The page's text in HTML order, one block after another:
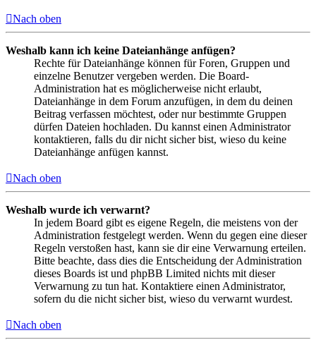
Nach oben
Weshalb kann ich keine Dateianhänge anfügen?
Rechte für Dateianhänge können für Foren, Gruppen und
einzelne Benutzer vergeben werden. Die Board-
Administration hat es möglicherweise nicht erlaubt,
Dateianhänge in dem Forum anzufügen, in dem du deinen
Beitrag verfassen möchtest, oder nur bestimmte Gruppen
dürfen Dateien hochladen. Du kannst einen Administrator
kontaktieren, falls du dir nicht sicher bist, wieso du keine
Dateianhänge anfügen kannst.
Nach oben
Weshalb wurde ich verwarnt?
In jedem Board gibt es eigene Regeln, die meistens von der
Administration festgelegt werden. Wenn du gegen eine dieser
Regeln verstoßen hast, kann sie dir eine Verwarnung erteilen.
Bitte beachte, dass dies die Entscheidung der Administration
dieses Boards ist und phpBB Limited nichts mit dieser
Verwarnung zu tun hat. Kontaktiere einen Administrator,
sofern du die nicht sicher bist, wieso du verwarnt wurdest.
Nach oben